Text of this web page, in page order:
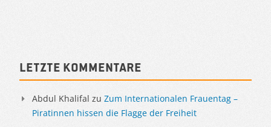
Letzte Kommentare
Abdul Khalifal zu Zum Internationalen Frauentag –
Piratinnen hissen die Flagge der Freiheit